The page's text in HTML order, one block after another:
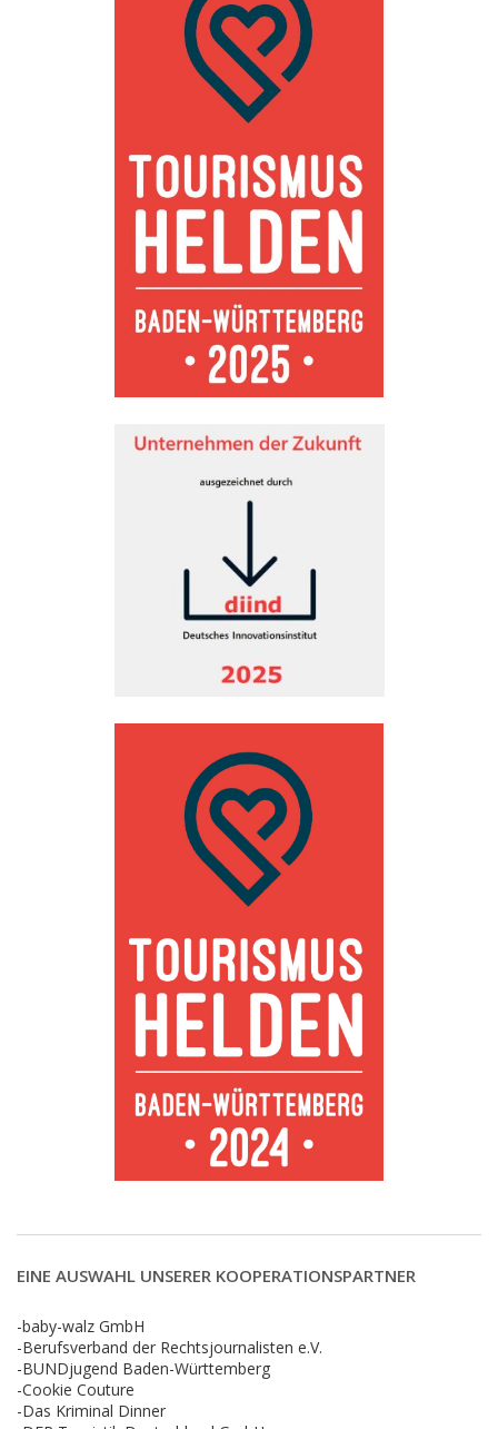
EINE AUSWAHL UNSERER KOOPERATIONSPARTNER
-baby-walz GmbH
-Berufsverband der Rechtsjournalisten e.V.
-BUNDjugend Baden-Württemberg
-Cookie Couture
-Das Kriminal Dinner